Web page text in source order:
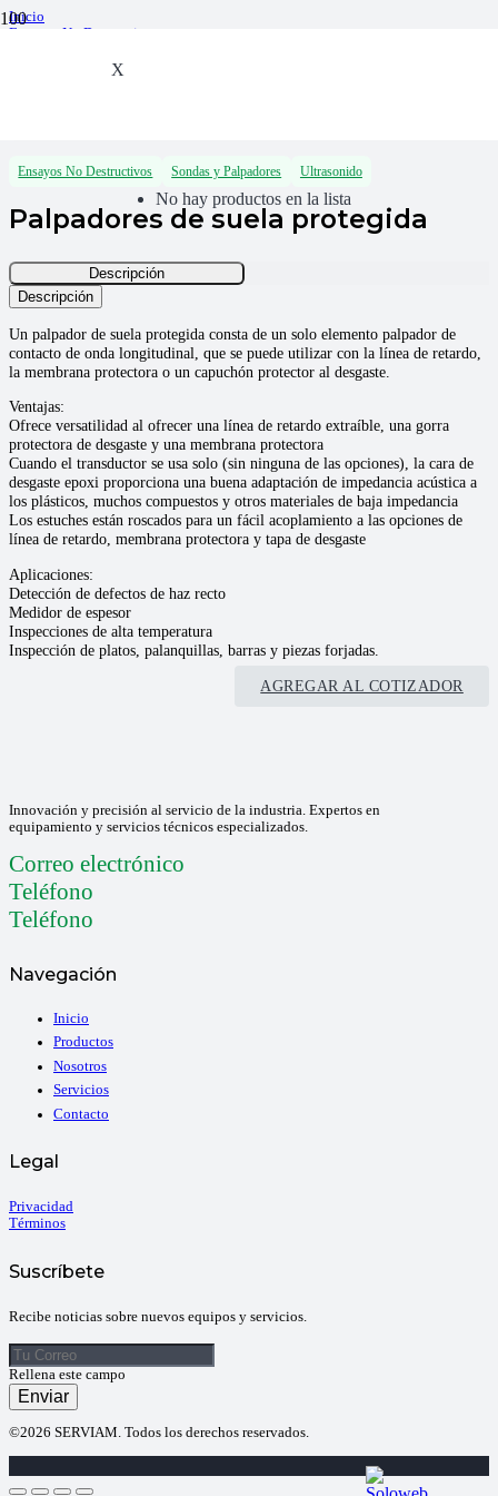
X
No hay productos en la lista
Inicio
Ensayos No Destructivos
Sondas y Palpadores
Ensayos No Destructivos Sondas y Palpadores Ultrasonido
Palpadores de suela protegida
Descripción
Descripción
Un palpador de suela protegida consta de un solo elemento palpador de
contacto de onda longitudinal, que se puede utilizar con la línea de retardo,
la membrana protectora o un capuchón protector al desgaste.
Ventajas:
Ofrece versatilidad al ofrecer una línea de retardo extraíble, una gorra
protectora de desgaste y una membrana protectora
Cuando el transductor se usa solo (sin ninguna de las opciones), la cara de
desgaste epoxi proporciona una buena adaptación de impedancia acústica a
los plásticos, muchos compuestos y otros materiales de baja impedancia
Los estuches están roscados para un fácil acoplamiento a las opciones de
línea de retardo, membrana protectora y tapa de desgaste
Aplicaciones:
Detección de defectos de haz recto
Medidor de espesor
Inspecciones de alta temperatura
Inspección de platos, palanquillas, barras y piezas forjadas.
AGREGAR AL COTIZADOR
Innovación y precisión al servicio de la industria. Expertos en
equipamiento y servicios técnicos especializados.
Correo electrónico
Teléfono
Teléfono
Navegación
Inicio
Productos
Nosotros
Servicios
Contacto
Legal
Privacidad
Términos
Suscríbete
Recibe noticias sobre nuevos equipos y servicios.
Rellena este campo
Enviar
©2026 SERVIAM. Todos los derechos reservados.